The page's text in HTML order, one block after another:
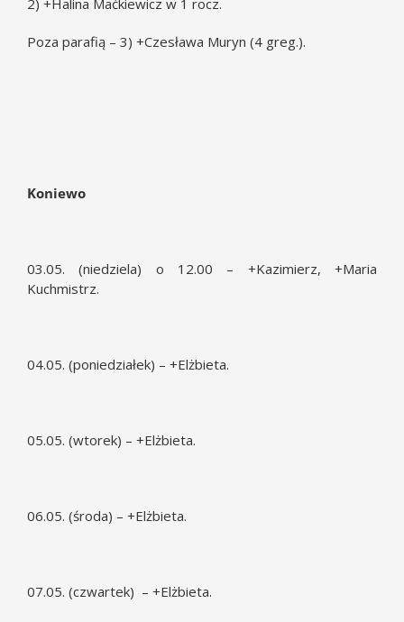
2) +Halina Maćkiewicz w 1 rocz.
Poza parafią – 3) +Czesława Muryn (4 greg.).
Koniewo
03.05. (niedziela) o 12.00 – +Kazimierz, +Maria
Kuchmistrz.
04.05. (poniedziałek) – +Elżbieta.
05.05. (wtorek) – +Elżbieta.
06.05. (środa) – +Elżbieta.
07.05. (czwartek) – +Elżbieta.